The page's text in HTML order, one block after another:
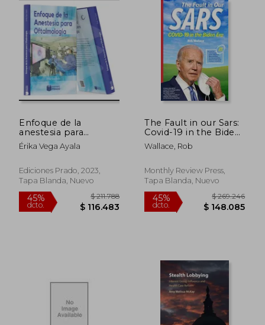
55%
dcto.
$ 390.316
$ 175.642
55%
dcto.
Enfoque de la
anestesia para
oftalmología
Érika Vega Ayala
Ediciones Prado, 2023,
Tapa Blanda, Nuevo
The Fault in our Sars:
Covid-19 in the Biden
era (en Inglés)
Wallace, Rob
Monthly Review Press,
Tapa Blanda, Nuevo